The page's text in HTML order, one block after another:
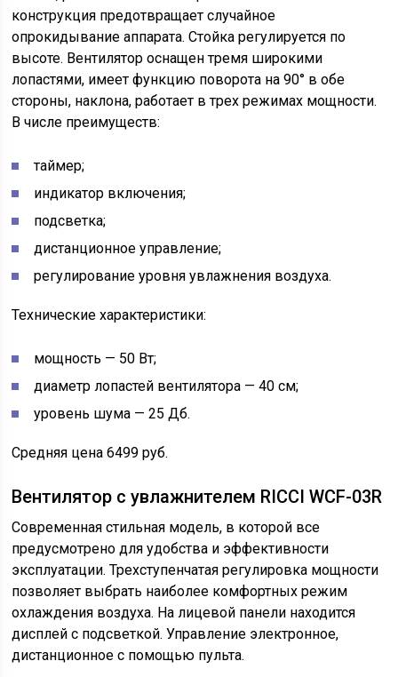
конструкция предотвращает случайное
опрокидывание аппарата. Стойка регулируется по
высоте. Вентилятор оснащен тремя широкими
лопастями, имеет функцию поворота на 90° в обе
стороны, наклона, работает в трех режимах мощности.
В числе преимуществ:
таймер;
индикатор включения;
подсветка;
дистанционное управление;
регулирование уровня увлажнения воздуха.
Технические характеристики:
мощность — 50 Вт;
диаметр лопастей вентилятора — 40 см;
уровень шума — 25 Дб.
Средняя цена 6499 руб.
Вентилятор с увлажнителем RICCI WCF-03R
Современная стильная модель, в которой все
предусмотрено для удобства и эффективности
эксплуатации. Трехступенчатая регулировка мощности
позволяет выбрать наиболее комфортных режим
охлаждения воздуха. На лицевой панели находится
дисплей с подсветкой. Управление электронное,
дистанционное с помощью пульта.